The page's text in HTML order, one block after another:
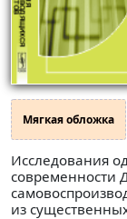
Мягкая обложка
Исследования
современности
из